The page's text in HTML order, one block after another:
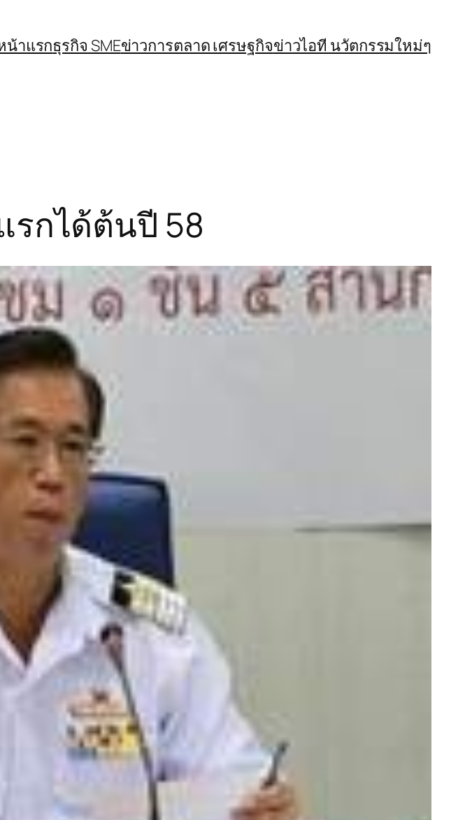
น้าแรกธุรกิจ SMEข่าวการตลาด เศรษฐกิจข่าวไอที นวัตกรรมใหม่ๆ
รกได้ต้นปี 58